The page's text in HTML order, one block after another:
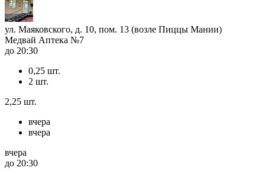
ул. Маяковского, д. 10, пом. 13 (возле Пиццы Мании)
Медвай Аптека №7
до 20:30
0,25 шт.
2 шт.
2,25 шт.
вчера
вчера
вчера
до 20:30